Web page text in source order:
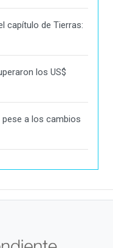
capítulo de Tierras:
los US$
a los cambios